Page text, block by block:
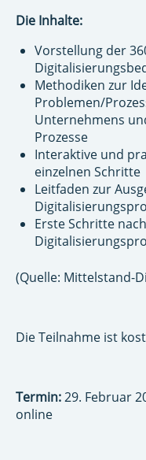
Die Inhalte:
Vorstellung der
Methodiken zur
Problemen/
Unternehmens​
Prozesse
Interaktive und
einzelnen Schritte
Leitfaden zur
Erste Schritte
(Quelle: Mittelstand-
Die Teilnahme ist
Termin:29. Februar
online